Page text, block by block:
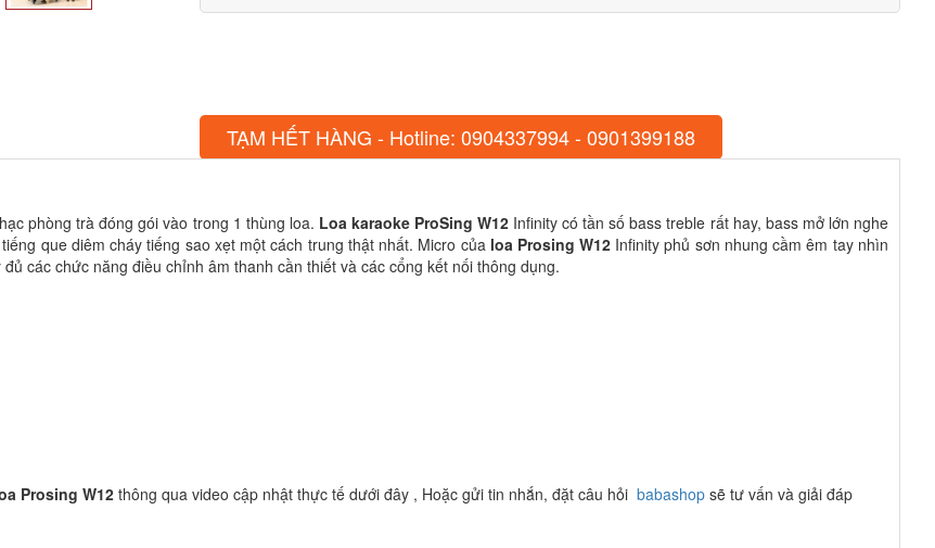
TẠM HẾT HÀNG - Hotline: 0904337994 - 0901399188
phòng trà đóng gói vào trong 1 thùng loa. Loa karaoke ProSing W12Infinity có tần số bass treble rất hay, bass mở lớn nghe
que diêm cháy tiếng sao xẹt một cách trung thật nhất. Micro của loa Prosing W12Infinity phủ sơn nhung cầm êm tay nhìn
các chức năng điều chỉnh âm thanh cần thiết và các cổng kết nối thông dụng.
Prosing W12 thông qua video cập nhật thực tế dưới đây , Hoặc gửi tin nhắn, đặt câu hỏi babashop sẽ tư vấn và giải đáp